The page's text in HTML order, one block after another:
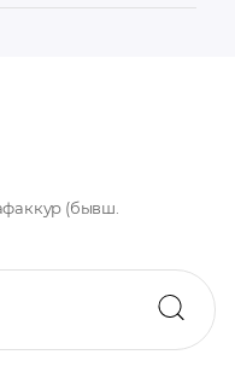
(бывш.